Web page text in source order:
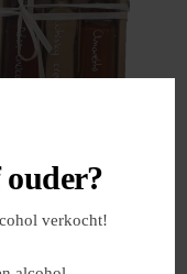
verkocht!
€17,95